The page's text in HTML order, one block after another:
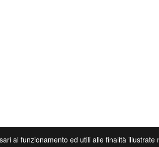
al funzionamento ed utili alle finalità